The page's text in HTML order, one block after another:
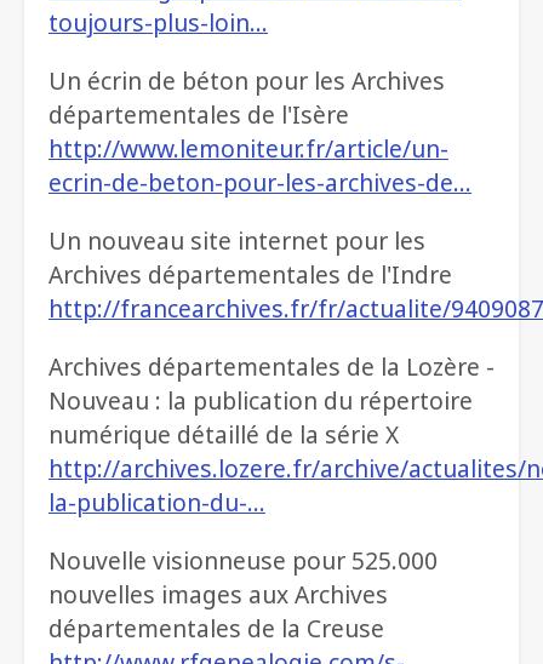
toujours-plus-loin…
Un écrin de béton pour les Archives
départementales de l'Isère
http://www.lemoniteur.fr/article/un-
ecrin-de-beton-pour-les-archives-de…
Un nouveau site internet pour les
Archives départementales de l'Indre
http://francearchives.fr/fr/actualite/
Archives départementales de la Lozère -
Nouveau : la publication du répertoire
numérique détaillé de la série X
http://archives.lozere.fr/archive/actualites/
la-publication-du-…
Nouvelle visionneuse pour 525.000
nouvelles images aux Archives
départementales de la Creuse